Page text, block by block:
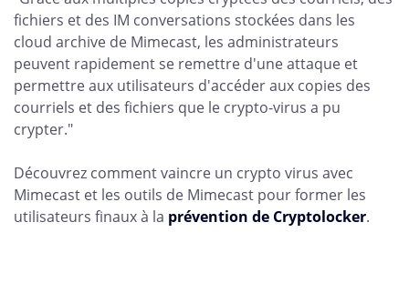
fichiers et des IM conversations stockées dans les
cloud archive de Mimecast, les administrateurs
peuvent rapidement se remettre d'une attaque et
permettre aux utilisateurs d'accéder aux copies des
courriels et des fichiers que le crypto-virus a pu
crypter."
Découvrez comment vaincre un crypto virus avec
Mimecast et les outils de Mimecast pour former les
utilisateurs finaux à la prévention de Cryptolocker.